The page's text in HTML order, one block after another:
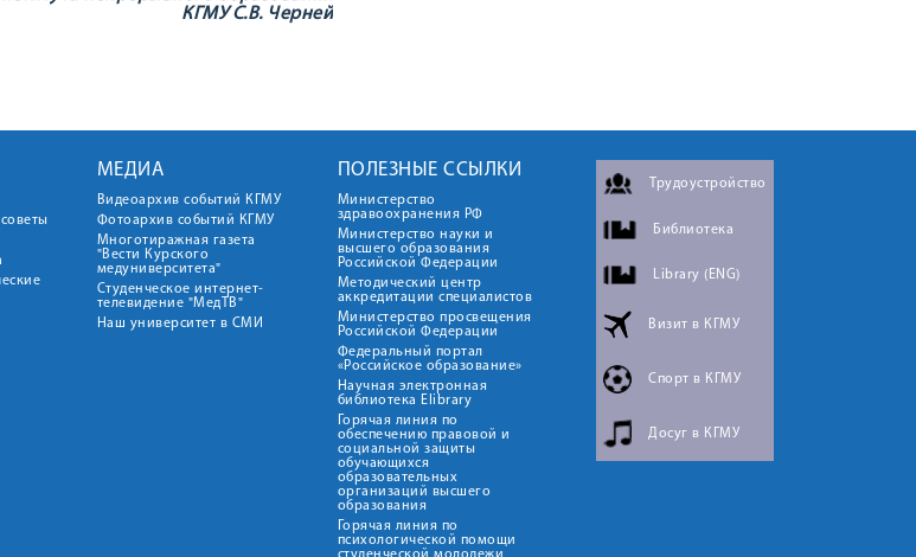
КГМУ С.В. Черней
МЕДИА
Видеоархив событий КГМУ
Фотоархив событий КГМУ
Многотиражная газета
"Вести Курского
медуниверситета"
Студенческое интернет-
телевидение "МедТВ"
Наш университет в СМИ
ПОЛЕЗНЫЕ ССЫЛКИ
Министерство
здравоохранения РФ
Министерство науки и
высшего образования
Российской Федерации
Методический центр
аккредитации специалистов
Министерство просвещения
Российской Федерации
Федеральный портал
«Российское образование»
Научная электронная
библиотека Elibrary
Горячая линия по
обеспечению правовой и
социальной защиты
обучающихся
образовательных
организаций высшего
образования
Горячая линия по
психологической помощи
Трудоустройство
Библиотека
Library (ENG)
Визит в КГМУ
Спорт в КГМУ
Досуг в КГМУ